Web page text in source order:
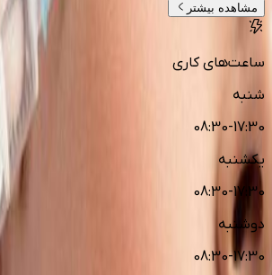
مشاهده بیشتر
ساعت‌های کاری
شنبه
08:30-17:30
یکشنبه
08:30-17:30
دوشنبه
08:30-17:30